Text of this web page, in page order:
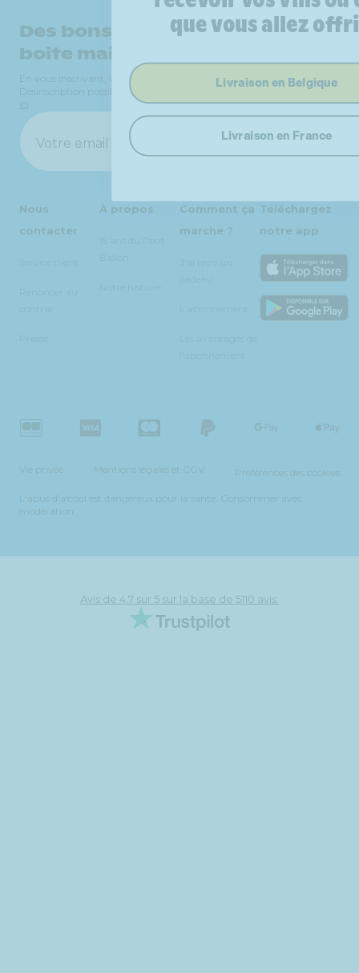
Des bons plans dans votre
boite mail ?
En vous inscrivant, vous recevrez nos bons plans et actus vin.
Désinscription possible à tout moment. Plus d'infos sur vos
données
ici
Votre email Me prévenir
Nous
contacter
Service client
Renoncer au
contrat
Presse
À propos
15 ans du Petit
Ballon
Notre histoire
Comment ça
marche ?
J'ai reçu un
cadeau
L'abonnement
Les avantages de
l'abonnement
Téléchargez
notre app
Vie privée Mentions légales et CGV Préférences des cookies
L'abus d'alcool est dangereux pour la santé. Consommer avec
modération.
Avis de 4.7 sur 5 sur la base de 5110 avis.
que vous allez
Livraison en Belgique
Livraison en France